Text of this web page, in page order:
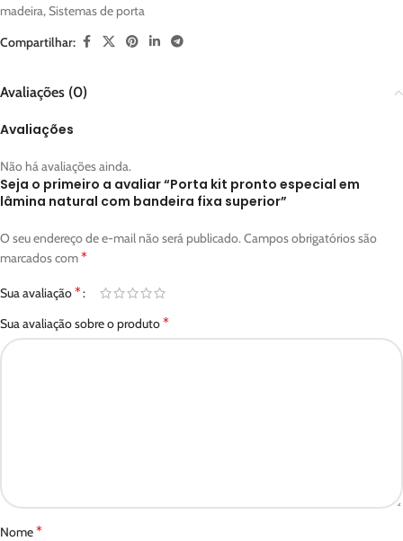
madeira,Sistemas de porta
Compartilhar:
Avaliações (0)
Avaliações
Não há avaliações ainda.
Seja o primeiro a avaliar “Porta kit pronto especial em
lâmina natural com bandeira fixa superior”
O seu endereço de e-mail não será publicado.Campos obrigatórios são
marcados com*
Sua avaliação*
Sua avaliação sobre o produto*
Nome*